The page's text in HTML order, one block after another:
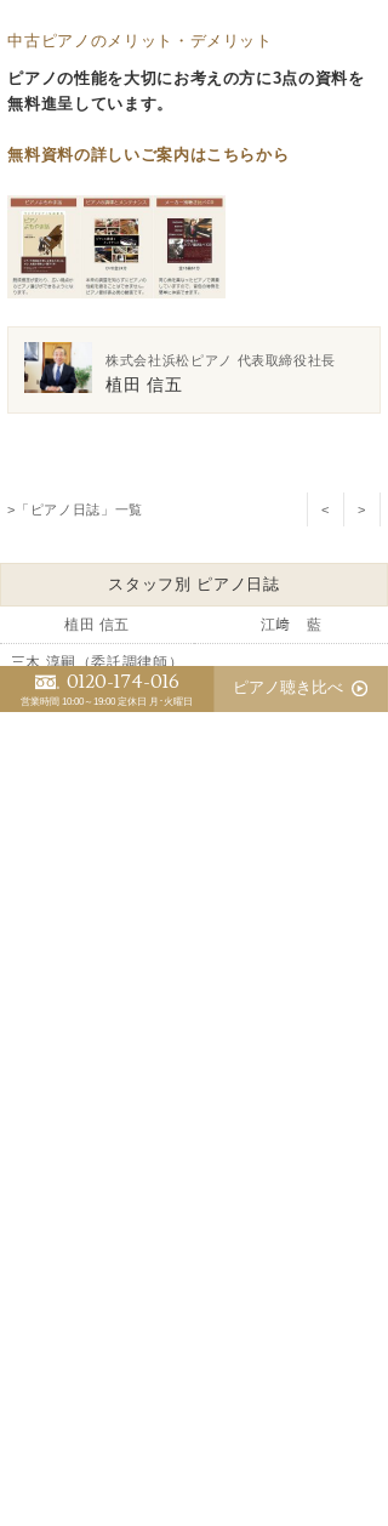
0120-174-016
営業時間 10:00～19:00 定休日 月･火曜日
中古ピアノのメリット・デメリット
ピアノの性能を大切にお考えの方に3点の資料を
無料進呈しています。
無料資料の詳しいご案内はこちらから
株式会社浜松ピアノ 代表取締役社長
植田 信五
>「ピアノ日誌」一覧 < >
スタッフ別 ピアノ日誌
植田 信五 江﨑 藍
三木 淳嗣（委託調律師）
ピアノ聴き比べ